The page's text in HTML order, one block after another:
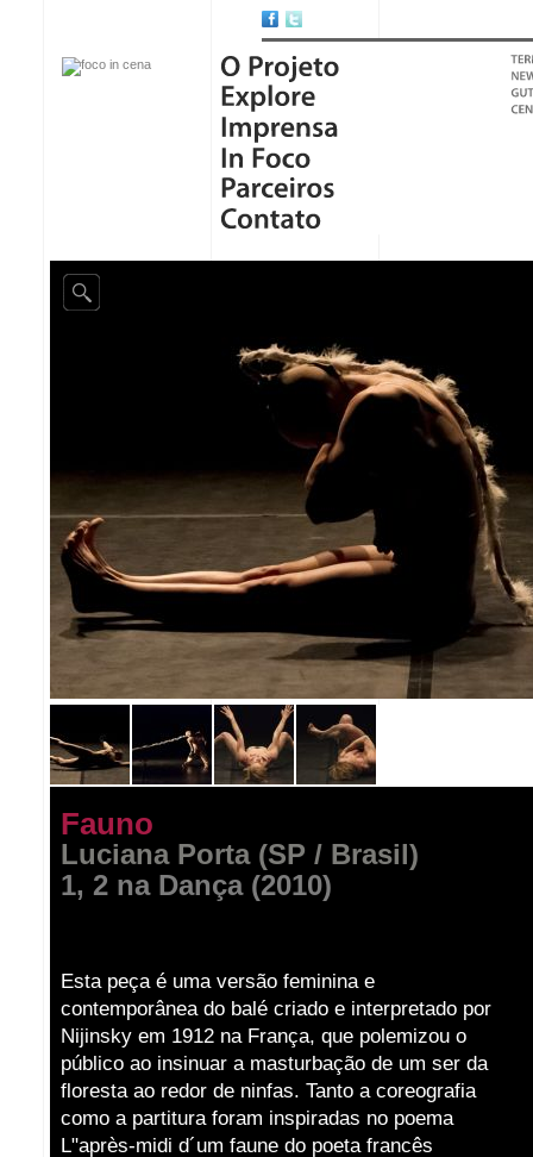
Fauno
Luciana Porta (SP / Brasil)
1, 2 na Dança (2010)
Esta peça é uma versão feminina e
contemporânea do balé criado e interpretado por
Nijinsky em 1912 na França, que polemizou o
público ao insinuar a masturbação de um ser da
floresta ao redor de ninfas. Tanto a coreografia
como a partitura foram inspiradas no poema
L"après-midi d´um faune do poeta francês